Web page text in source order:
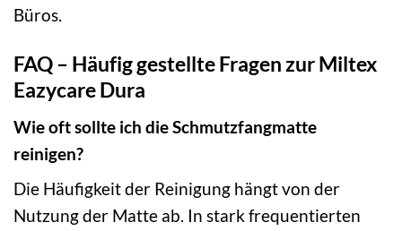
Büros.
FAQ – Häufig gestellte Fragen zur Miltex
Eazycare Dura
Wie oft sollte ich die Schmutzfangmatte
reinigen?
Die Häufigkeit der Reinigung hängt von der
Nutzung der Matte ab. In stark frequentierten